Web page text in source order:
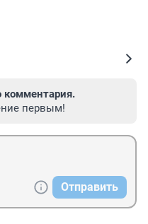
комментария.
первым!
Отправить